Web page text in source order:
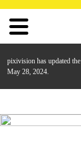
pixivision has updated the
May 28, 2024.